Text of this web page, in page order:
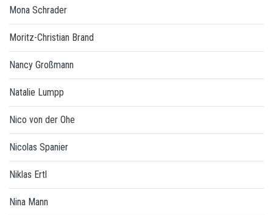
Mona Schrader
Moritz-Christian Brand
Nancy Großmann
Natalie Lumpp
Nico von der Ohe
Nicolas Spanier
Niklas Ertl
Nina Mann